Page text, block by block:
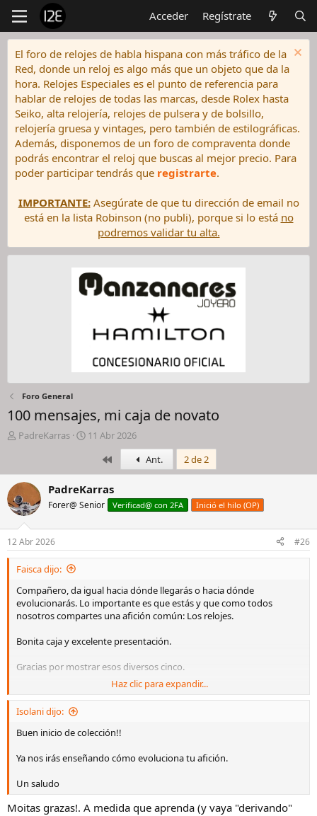
Acceder Regístrate
El foro de relojes de habla hispana con más tráfico de la
Red, donde un reloj es algo más que un objeto que da la
hora. Relojes Especiales es el punto de referencia para
hablar de relojes de todas las marcas, desde Rolex hasta
Seiko, alta relojería, relojes de pulsera y de bolsillo,
relojería gruesa y vintages, pero también de estilográficas.
Además, disponemos de un foro de compraventa donde
podrás encontrar el reloj que buscas al mejor precio. Para
poder participar tendrás que registrarte.
IMPORTANTE:Asegúrate de que tu dirección de email no
está en la lista Robinson (no publi), porque si lo está no
podremos validar tu alta.
Foro General
100 mensajes, mi caja de novato
I
c
i
a
d
o
r
d
e
l
h
i
l
PadreKarras
F
h
a
e
i
c
o
11 Abr 2026
PrimeroAnt. 2 de 2
PadreKarras
Forer@ Senior Verificad@ con 2FA Inició el hilo (OP)
12 Abr 2026 #26
Faisca dijo:
Compañero, da igual hacia dónde llegarás o hacia dónde
evolucionarás. Lo importante es que estás y que como todos
nosotros compartes una afición común: Los relojes.
Bonita caja y excelente presentación.
Gracias por mostrar esos diversos cinco.
Pd: Menos mal que todos los poseídos te tenemos a tí, padre 😁
Abraciño. Un placer leerte, compi.
Haz clic para expandir...
Isolani dijo:
Buen inicio de colección!!
Ya nos irás enseñando cómo evoluciona tu afición.
Un saludo
Moitas grazas!. A medida que aprenda (y vaya "derivando"